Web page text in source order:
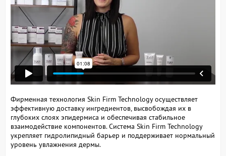
Фирменная технология Skin Firm Technology осуществляет
эффективную доставку ингредиентов, высвобождая их в
глубоких слоях эпидермиса и обеспечивая стабильное
взаимодействие компонентов. Система Skin Firm Technology
укрепляет гидролипидный барьер и поддерживает нормальный
уровень увлажнения дермы.